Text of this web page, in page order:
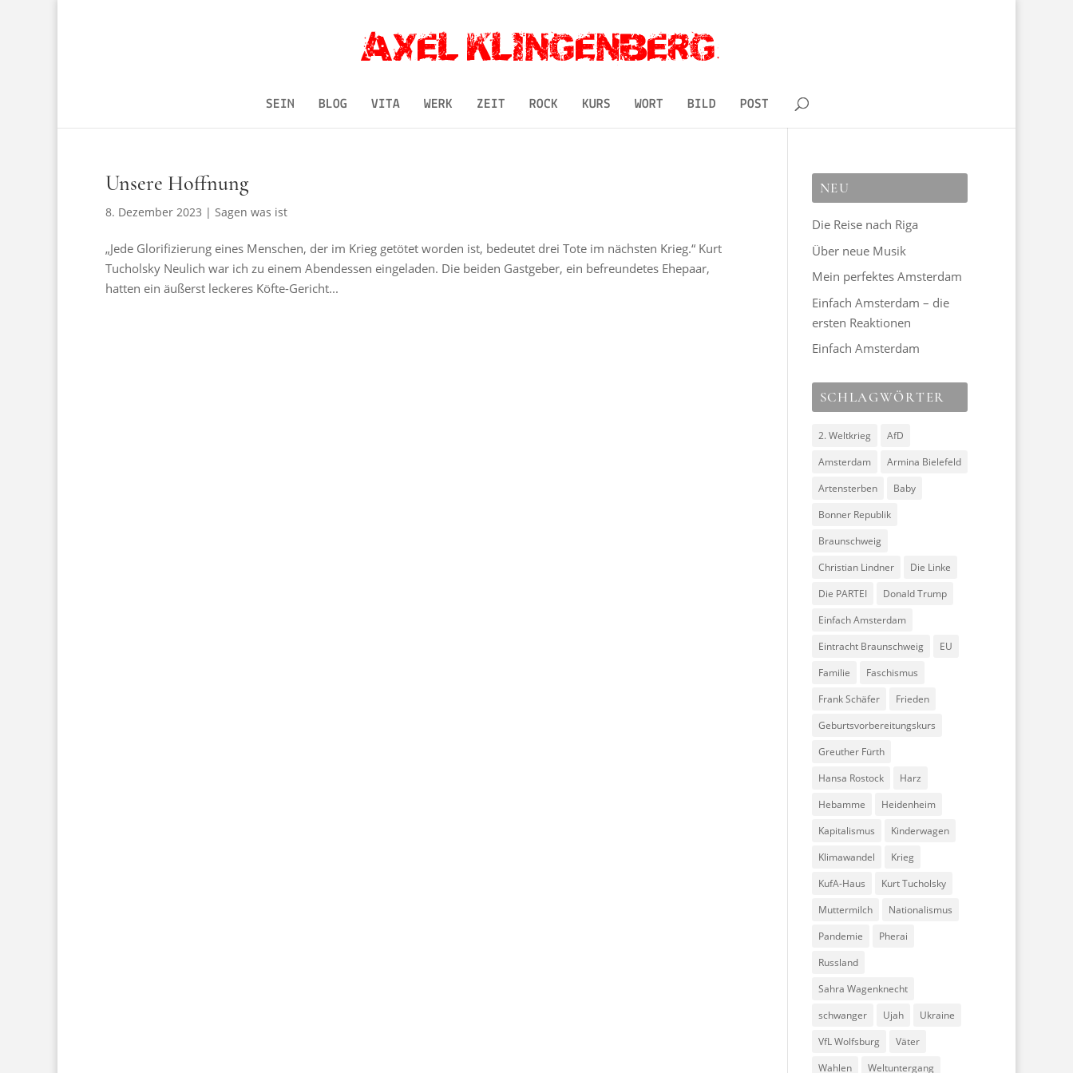
SEIN BLOG VITA WERK ZEIT ROCK KURS WORT BILD POST
Unsere Hoffnung
8. Dezember 2023 | Sagen was ist
„Jede Glorifizierung eines Menschen, der im Krieg getötet worden ist, bedeutet drei Tote im nächsten Krieg.“ Kurt
Tucholsky Neulich war ich zu einem Abendessen eingeladen. Die beiden Gastgeber, ein befreundetes Ehepaar,
hatten ein äußerst leckeres Köfte-Gericht...
NEU
Die Reise nach Riga
Über neue Musik
Mein perfektes Amsterdam
Einfach Amsterdam – die
ersten Reaktionen
Einfach Amsterdam
SCHLAGWÖRTER
2. Weltkrieg
AfD
Amsterdam
Armina Bielefeld
Artensterben
Baby
Bonner Republik
Braunschweig
Christian Lindner
Die Linke
Die PARTEI
Donald Trump
Einfach Amsterdam
Eintracht Braunschweig
EU
Familie
Faschismus
Frank Schäfer
Frieden
Geburtsvorbereitungskurs
Greuther Fürth
Hansa Rostock
Harz
Hebamme
Heidenheim
Kapitalismus
Kinderwagen
Klimawandel
Krieg
KufA-Haus
Kurt Tucholsky
Muttermilch
Nationalismus
Pandemie
Pherai
Russland
Sahra Wagenknecht
schwanger
Ujah
Ukraine
VfL Wolfsburg
Väter
Wahlen
Weltuntergang